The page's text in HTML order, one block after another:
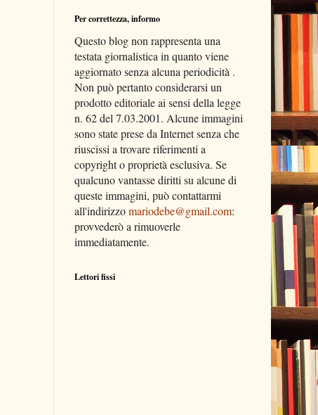
Per correttezza, informo
Questo blog non rappresenta una
testata giornalistica in quanto viene
aggiornato senza alcuna periodicità .
Non può pertanto considerarsi un
prodotto editoriale ai sensi della legge
n. 62 del 7.03.2001. Alcune immagini
sono state prese da Internet senza che
riuscissi a trovare riferimenti a
copyright o proprietà esclusiva. Se
qualcuno vantasse diritti su alcune di
queste immagini, può contattarmi
all'indirizzomariodebe@gmail.com:
provvederò a rimuoverle
immediatamente.
Lettori fissi